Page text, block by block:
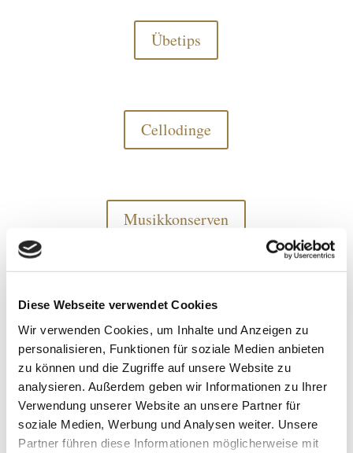
Diese Webseite verwendet Cookies
Wir verwenden Cookies, um Inhalte und Anzeigen zu
personalisieren, Funktionen für soziale Medien anbieten
zu können und die Zugriffe auf unsere Website zu
analysieren. Außerdem geben wir Informationen zu Ihrer
Verwendung unserer Website an unsere Partner für
soziale Medien, Werbung und Analysen weiter. Unsere
Partner führen diese Informationen möglicherweise mit
Übetips
Cellodinge
Musikkonserven
Konzertgänger
Checkliste